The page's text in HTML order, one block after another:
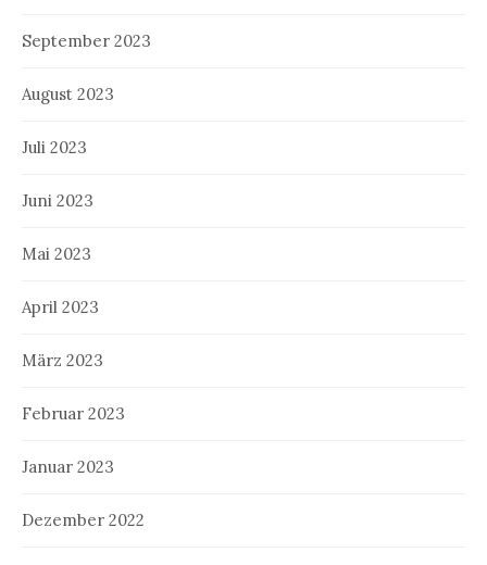
September 2023
August 2023
Juli 2023
Juni 2023
Mai 2023
April 2023
März 2023
Februar 2023
Januar 2023
Dezember 2022